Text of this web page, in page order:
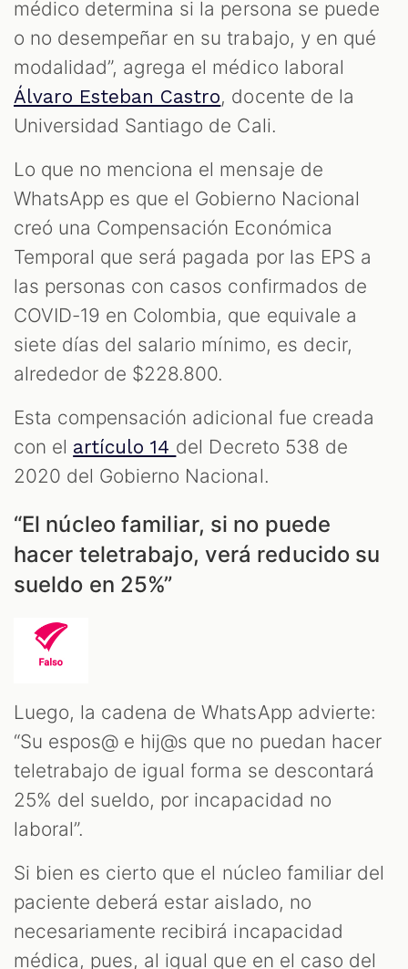
médico determina si la persona se puede
o no desempeñar en su trabajo, y en qué
modalidad”, agrega el médico laboral
Álvaro Esteban Castro, docente de la
Universidad Santiago de Cali.
Lo que no menciona el mensaje de
WhatsApp es que el Gobierno Nacional
creó una Compensación Económica
Temporal que será pagada por las EPS a
las personas con casos confirmados de
COVID-19 en Colombia, que equivale a
siete días del salario mínimo, es decir,
alrededor de $228.800.
Esta compensación adicional fue creada
con el artículo 14 del Decreto 538 de
2020 del Gobierno Nacional.
“El núcleo familiar, si no puede
hacer teletrabajo, verá reducido su
sueldo en 25%”
Luego, la cadena de WhatsApp advierte:
“Su espos@ e hij@s que no puedan hacer
teletrabajo de igual forma se descontará
25% del sueldo, por incapacidad no
laboral”.
Si bien es cierto que el núcleo familiar del
paciente deberá estar aislado, no
necesariamente recibirá incapacidad
médica, pues, al igual que en el caso del